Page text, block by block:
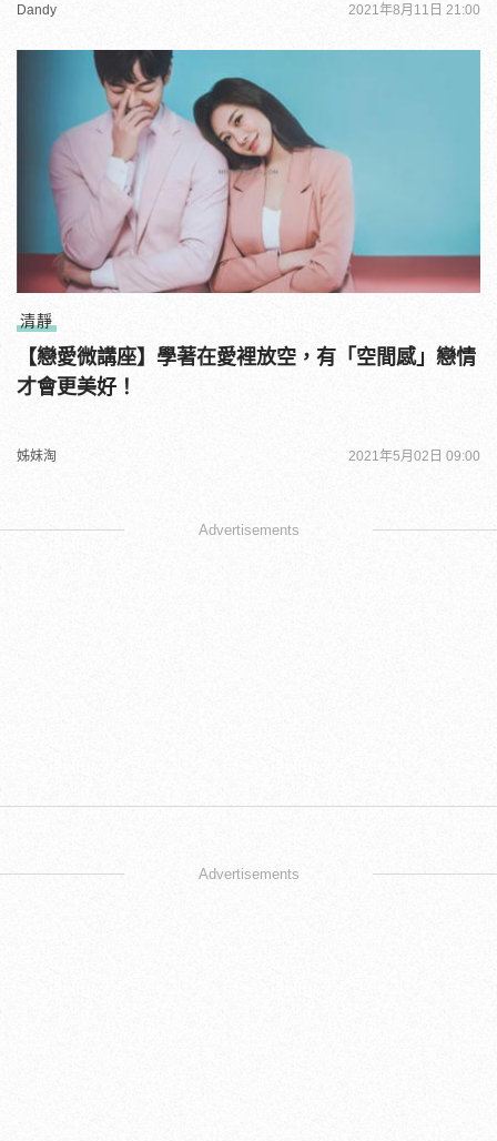
Dandy 2021年8月11日 21:00
清靜
【戀愛微講座】學著在愛裡放空，有「空間感」戀情
才會更美好！
姊妹淘 2021年5月02日 09:00
Advertisements
Advertisements